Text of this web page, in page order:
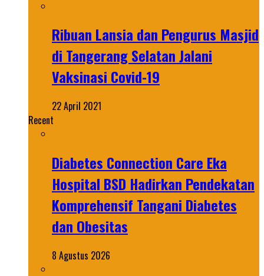
Ribuan Lansia dan Pengurus Masjid
di Tangerang Selatan Jalani
Vaksinasi Covid-19
22 April 2021
Recent
Diabetes Connection Care Eka
Hospital BSD Hadirkan Pendekatan
Komprehensif Tangani Diabetes
dan Obesitas
8 Agustus 2026